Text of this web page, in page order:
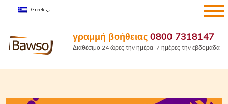
ΜετάβασηGreek
γραμμή βοήθειας 0800 7318147
Διαθέσιμο 24 ώρες την ημέρα, 7 ημέρες την εβδομάδα